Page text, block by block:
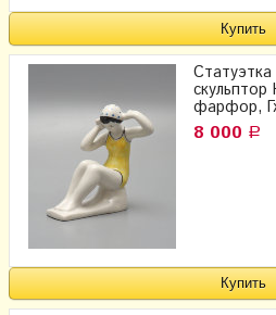
фарфор,
8 000 Р